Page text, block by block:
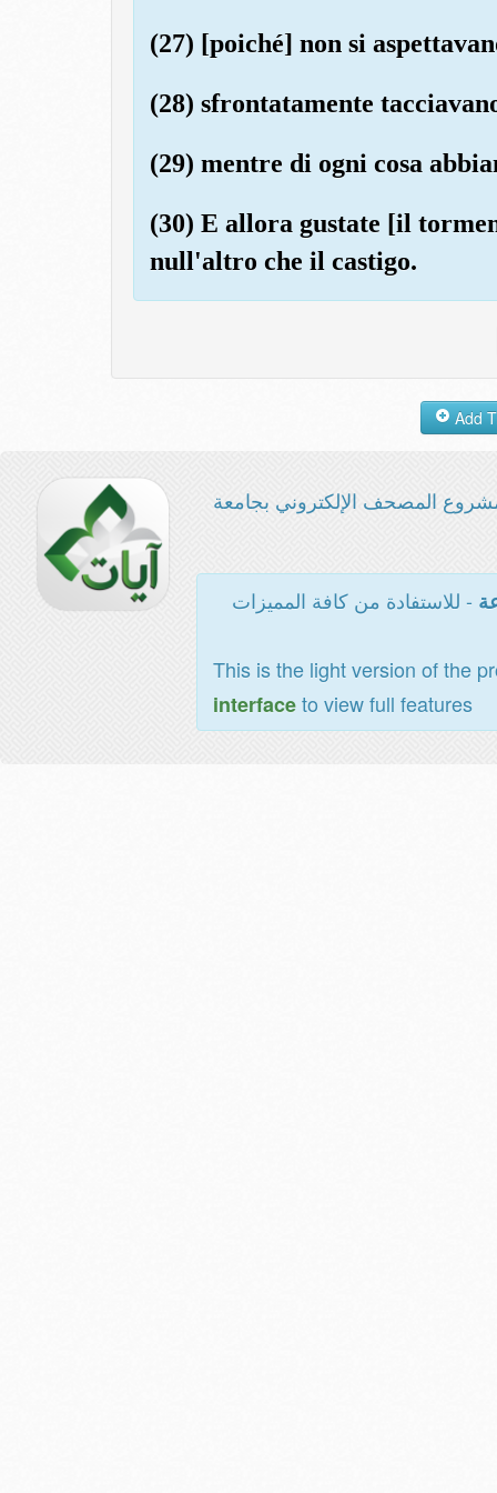
(27) [poiché] non si
(28) sfrontatamente
(29) mentre di ogni cosa
(30) E allora gustate [il
null'altro che il castigo.
المصحف الإلكتروني بجامعة
- للاستفادة من كافة المميزات
This is the light version of the
interfaceto view full features